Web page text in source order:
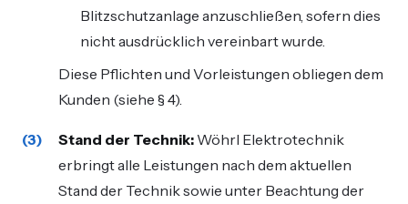
Blitzschutzanlage anzuschließen, sofern dies
nicht ausdrücklich vereinbart wurde.
Diese Pflichten und Vorleistungen obliegen dem
Kunden (siehe § 4).
Stand der Technik: Wöhrl Elektrotechnik
erbringt alle Leistungen nach dem aktuellen
Stand der Technik sowie unter Beachtung der